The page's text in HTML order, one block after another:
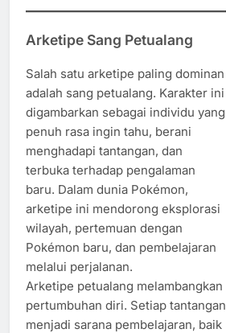
Arketipe Sang Petualang
Salah satu arketipe paling dominan
adalah sang petualang. Karakter ini
digambarkan sebagai individu yang
penuh rasa ingin tahu, berani
menghadapi tantangan, dan
terbuka terhadap pengalaman
baru. Dalam dunia Pokémon,
arketipe ini mendorong eksplorasi
wilayah, pertemuan dengan
Pokémon baru, dan pembelajaran
melalui perjalanan.
Arketipe petualang melambangkan
pertumbuhan diri. Setiap tantangan
menjadi sarana pembelajaran, baik